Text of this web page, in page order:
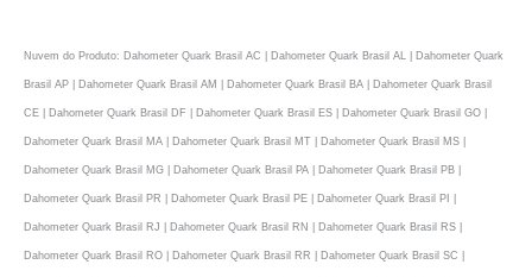
Nuvem do Produto: Dahometer Quark Brasil AC | Dahometer Quark Brasil AL | Dahometer Quark
Brasil AP | Dahometer Quark Brasil AM | Dahometer Quark Brasil BA | Dahometer Quark Brasil
CE | Dahometer Quark Brasil DF | Dahometer Quark Brasil ES | Dahometer Quark Brasil GO |
Dahometer Quark Brasil MA | Dahometer Quark Brasil MT | Dahometer Quark Brasil MS |
Dahometer Quark Brasil MG | Dahometer Quark Brasil PA | Dahometer Quark Brasil PB |
Dahometer Quark Brasil PR | Dahometer Quark Brasil PE | Dahometer Quark Brasil PI |
Dahometer Quark Brasil RJ | Dahometer Quark Brasil RN | Dahometer Quark Brasil RS |
Dahometer Quark Brasil RO | Dahometer Quark Brasil RR | Dahometer Quark Brasil SC |